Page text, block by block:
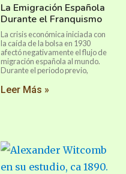
La Emigración Española
Durante el Franquismo
La crisis económica iniciada con
la caída de la bolsa en 1930
afectó negativamente el flujo de
migración española al mundo.
Durante el periodo previo,
Leer Más »